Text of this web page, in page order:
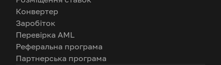
Конвертер
Заробіток
Перевірка AML
Реферальна програма
Партнерська програма